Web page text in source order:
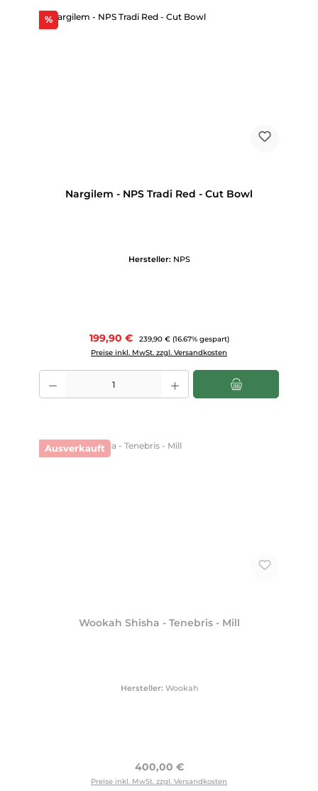
%Rabatt
Nargilem - NPS Tradi Red - Cut Bowl
Hersteller: NPS
Verkaufspreis:
199,90 € Regulärer Preis:
239,90 € (16.67% gespart)
Preise inkl. MwSt. zzgl. Versandkosten
Produkt Anzahl: Gib den gewünschten Wert ein oder benutze die
Ausverkauft
Wookah Shisha - Tenebris - Mill
Hersteller: Wookah
Regulärer Preis:
400,00 €
Preise inkl. MwSt. zzgl. Versandkosten